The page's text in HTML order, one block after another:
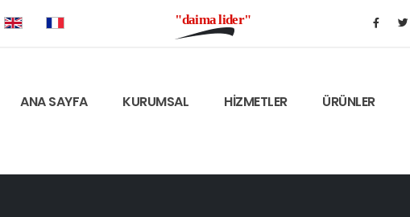
"daima lider"
ANA SAYFA KURUMSAL HİZMETLER ÜRÜNLER